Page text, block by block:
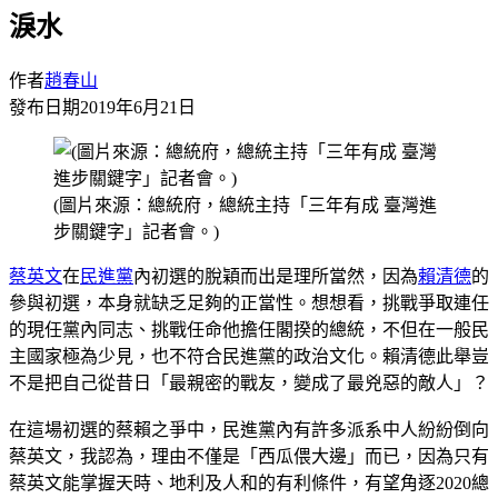
淚水
作者趙春山
發布日期2019年6月21日
(圖片來源：總統府，總統主持「三年有成 臺灣進
步關鍵字」記者會。)
蔡英文在 民進黨內初選的脫穎而出是理所當然，因為賴清德的
參與初選，本身就缺乏足夠的正當性。想想看，挑戰爭取連任
的現任黨內同志、挑戰任命他擔任閣揆的總統，不但在一般民
主國家極為少見，也不符合民進黨的政治文化。賴清德此舉豈
不是把自己從昔日「最親密的戰友，變成了最兇惡的敵人」？
在這場初選的蔡賴之爭中，民進黨內有許多派系中人紛紛倒向
蔡英文，我認為，理由不僅是「西瓜偎大邊」而已，因為只有
蔡英文能掌握天時、地利及人和的有利條件，有望角逐2020總